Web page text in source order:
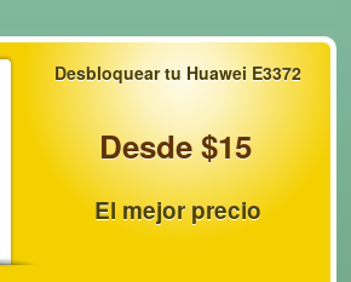
Desbloquear tu Huawei E3372
Desde $15
El mejor precio